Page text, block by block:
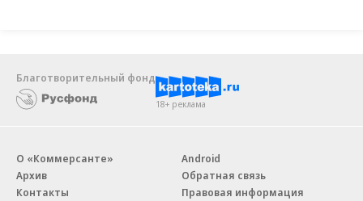
Благотворительный фонд
18+ реклама
О «Коммерсанте»
Архив
Контакты
Android
Обратная связь
Правовая информация